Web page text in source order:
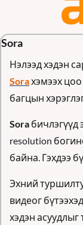
Sora
Нэлээд хэдэн
Sora хэмээх
багцын
Sora бичлэгүүд
resolution
байна. Гэхдээ
Эхний
видеог бүтээхэд
хэдэн